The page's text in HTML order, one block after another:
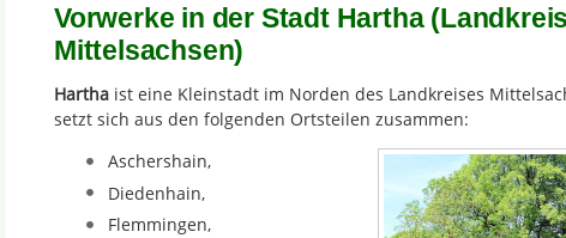
Vorwerke in der Stadt Hartha (Landkreis
Mittelsachsen)
Hartha ist eine Kleinstadt im Norden des Landkreises
setzt sich aus den folgenden Ortsteilen zusammen:
Aschershain,
Diedenhain,
Flemmingen,